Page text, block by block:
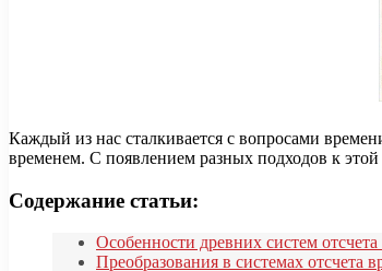
Каждый из нас сталкивается с вопросами
временем. С появлением разных подходов к
Содержание статьи:
Особенности древних систем
Преобразования в системах отсчета